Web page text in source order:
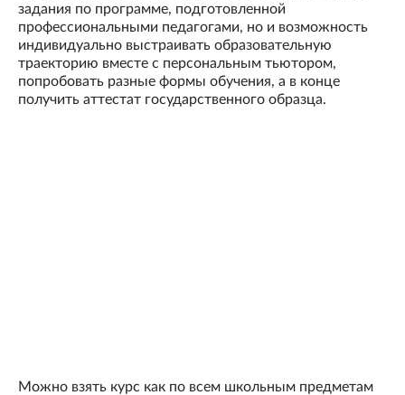
задания по программе, подготовленной
профессиональными педагогами, но и возможность
индивидуально выстраивать образовательную
траекторию вместе с персональным тьютором,
попробовать разные формы обучения, а в конце
получить аттестат государственного образца.
Можно взять курс как по всем школьным предметам